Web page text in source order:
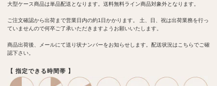
大型ケース商品は単品配送となります。送料無料ライン商品対象外となります。
ご注文確認から出荷まで営業日内の約1日かかります。 土、日、祝は出荷業務を行っ
ていませんので何卒ご了承いただきますようお願いいたします。
商品出荷後、メールにて送り状ナンバーをお知らせします。配送状況はこちらでご確
認下さい。
【 指定できる時間帯 】